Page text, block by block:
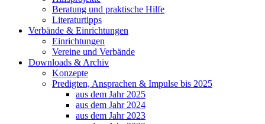
Beratung und praktische Hilfe
Literaturtipps
Verbände & Einrichtungen
Einrichtungen
Vereine und Verbände
Downloads & Archiv
Konzepte
Predigten, Ansprachen & Impulse bis 2025
aus dem Jahr 2025
aus dem Jahr 2024
aus dem Jahr 2023